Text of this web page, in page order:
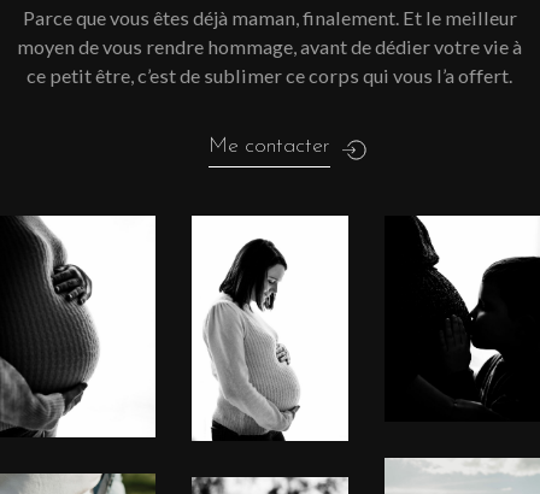
Parce que vous êtes déjà maman, finalement. Et le meilleur
moyen de vous rendre hommage, avant de dédier votre vie à
ce petit être, c’est de sublimer ce corps qui vous l’a offert.
Me contacter